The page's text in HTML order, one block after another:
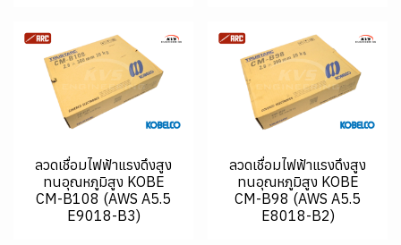
ลวดเชื่อมไฟฟ้าแรงดึงสูง
ทนอุณหภูมิสูง KOBE
CM-B108 (AWS A5.5
E9018-B3)
ลวดเชื่อมไฟฟ้าแรงดึงสูง
ทนอุณหภูมิสูง KOBE
CM-B98 (AWS A5.5
E8018-B2)